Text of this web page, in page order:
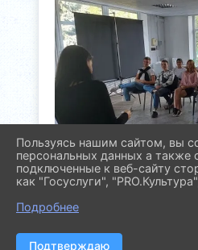
Пользуясь нашим сайтом, вы
персональных данных а также
подключенные к веб-сайту
как "Госуслуги",
Подробнее
Подтверждаю